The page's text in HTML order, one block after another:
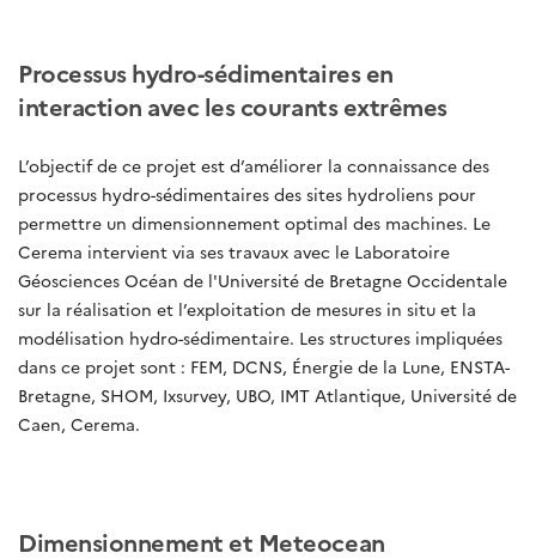
Processus hydro-sédimentaires en
interaction avec les courants extrêmes
L’objectif de ce projet est d’améliorer la connaissance des
processus hydro-sédimentaires des sites hydroliens pour
permettre un dimensionnement optimal des machines. Le
Cerema intervient via ses travaux avec le Laboratoire
Géosciences Océan de l'Université de Bretagne Occidentale
sur la réalisation et l’exploitation de mesures in situ et la
modélisation hydro-sédimentaire. Les structures impliquées
dans ce projet sont : FEM, DCNS, Énergie de la Lune, ENSTA-
Bretagne, SHOM, Ixsurvey, UBO, IMT Atlantique, Université de
Caen, Cerema.
Dimensionnement et Meteocean